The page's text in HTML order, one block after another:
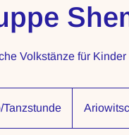
Volkstänze für
Tanzstunde